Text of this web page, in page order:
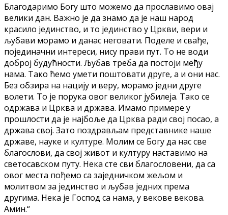
Благодаримо Богу што можемо да прославимо овај
велики дан. Важно је да знамо да је наш народ
красило јединство, и то јединство у Цркви, вери и
љубави морамо и данас неговати. Поделе и свађе,
појединачни интереси, нису прави пут. То не води
доброј будућности. Љубав треба да постоји међу
нама. Тако ћемо умети поштовати друге, а и они нас.
Без обзира на нацију и веру, морамо једни друге
волети. То је порука овог великог јубилеја. Тако се
одржава и Црква и држава. Имамо примере у
прошлости да је најбоље да Црква ради свој посао, а
држава свој. Зато поздрављам представнике наше
државе, науке и културе. Молим се Богу да нас све
благослови, да свој живот и културу наставимо на
светосавском путу. Нека сте сви благословени, да са
овог места пођемо са заједничком жељом и
молитвом за јединство и љубав једних према
другима. Нека је Господ са нама, у векове векова.
Амин.“